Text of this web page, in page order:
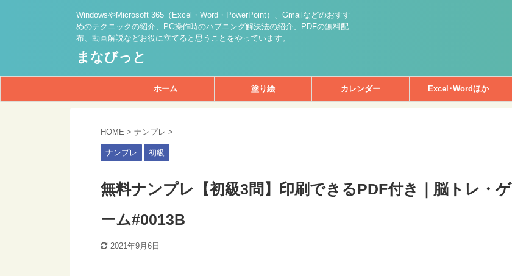
WindowsやMicrosoft 365（Excel・Word・PowerPoint）、Gmailなどのおすす
めのテクニックの紹介、PC操作時のハプニング解決法の紹介、PDFの無料配
布、動画解説などお役に立てると思うことをやっています。
まなびっと
ホーム 塗り絵 カレンダー Excel･Wordほか
HOME > ナンプレ >
ナンプレ 初級
無料ナンプレ【初級3問】印刷できるPDF付き｜脳トレ・ゲ
ーム#0013B
2021年9月6日